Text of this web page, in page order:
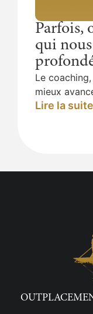
Parfois,
qui
Le
mieux
Lire la suite